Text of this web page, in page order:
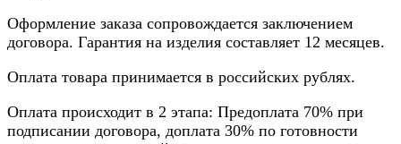
Оформление заказа сопровождается заключением
договора. Гарантия на изделия составляет 12 месяцев.
Оплата товара принимается в российских рублях.
Оплата происходит в 2 этапа: Предоплата 70% при
подписании договора, доплата 30% по готовности